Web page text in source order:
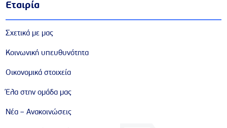
Εταιρία
Σχετικά με μας
Κοινωνική υπευθυνότητα
Οικονομικά στοιχεία
Έλα στην ομάδα μας
Νέα – Ανακοινώσεις